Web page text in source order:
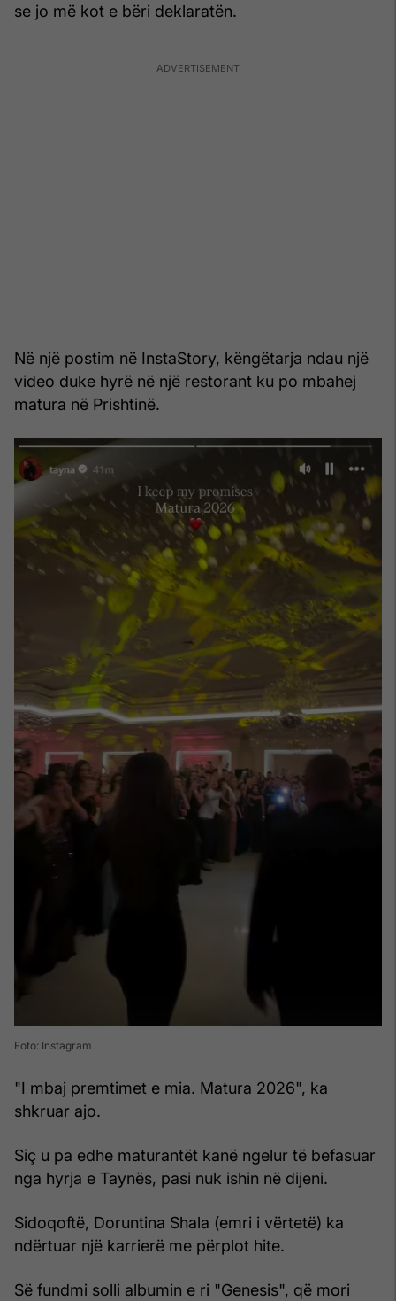
se jo më kot e bëri deklaratën.
Në një postim në InstaStory, këngëtarja ndau një
video duke hyrë në një restorant ku po mbahej
matura në Prishtinë.
Foto: Instagram
"I mbaj premtimet e mia. Matura 2026", ka
shkruar ajo.
Siç u pa edhe maturantët kanë ngelur të befasuar
nga hyrja e Taynës, pasi nuk ishin në dijeni.
Sidoqoftë, Doruntina Shala (emri i vërtetë) ka
ndërtuar një karrierë me përplot hite.
Së fundmi solli albumin e ri "Genesis", që mori